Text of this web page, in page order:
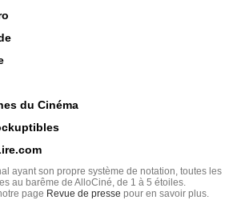
du Cinéma
ayant son propre système de notation, toutes les
au barême de AlloCiné, de 1 à 5 étoiles.
page Revue de presse pour en savoir plus.